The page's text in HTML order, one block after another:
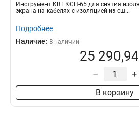
Инструмент КВТ КСП-65 для снятия
экрана на кабелях с изоляцией из сш...
Подробнее
Наличие: В наличии
25
– +
В корзину